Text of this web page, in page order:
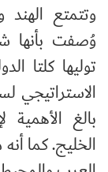
وتتمتع
وُصفت بأنها
توليها كلتا
بالغ
الخليج. كما